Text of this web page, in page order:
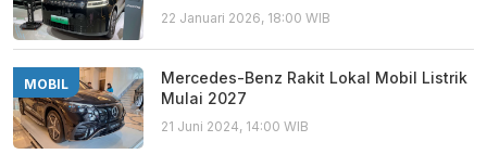
22 Januari 2026, 18:00 WIB
MOBIL
Mercedes-Benz Rakit Lokal Mobil Listrik
Mulai 2027
21 Juni 2024, 14:00 WIB